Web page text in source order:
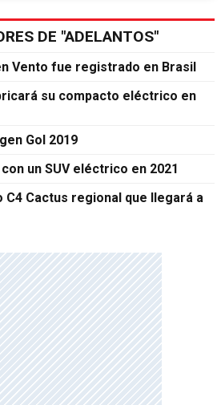
DE "ADELANTOS"
Vento fue registrado en Brasil
su compacto eléctrico en
Gol 2019
un SUV eléctrico en 2021
C4 Cactus regional que llegará a